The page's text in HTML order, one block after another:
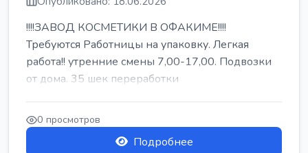
!!!!ЗАВОД КОСМЕТИКИ В ОФАКИМЕ!!!!
Требуются Работницы на упаковку. Легкая
работа!! утренние смены 7,00-17,00. Подвозки
от дома. 35 шек переработки
0 просмотров
Подробнее